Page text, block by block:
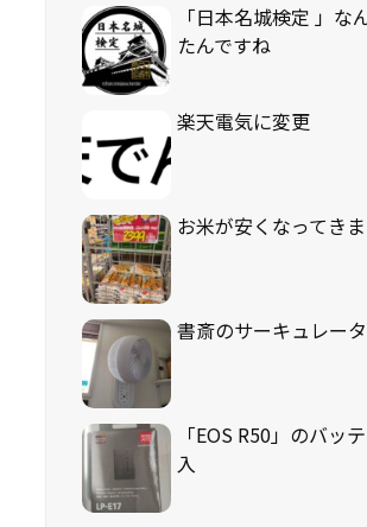
「日本名城検定 」な
たんですね
楽天電気に変更
お米が安くなってき
書斎のサーキュレー
「EOS R50」のバッ
入